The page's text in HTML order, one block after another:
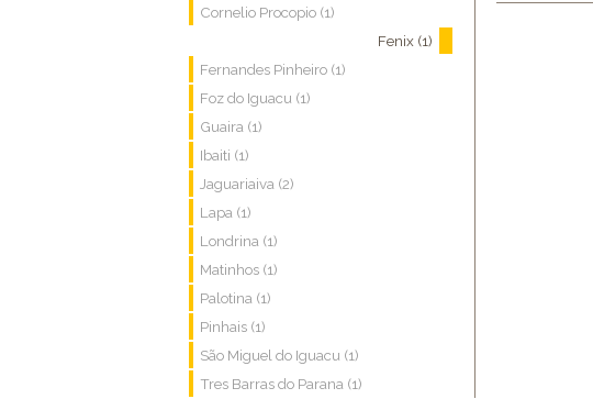
Cornelio Procopio (1)
Fenix (1)
Fernandes Pinheiro (1)
Foz do Iguacu (1)
Guaira (1)
Ibaiti (1)
Jaguariaiva (2)
Lapa (1)
Londrina (1)
Matinhos (1)
Palotina (1)
Pinhais (1)
São Miguel do Iguacu (1)
Tres Barras do Parana (1)